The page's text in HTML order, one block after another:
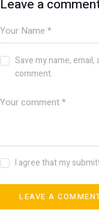
Leave a
Save my name,
comment.
I agree that my